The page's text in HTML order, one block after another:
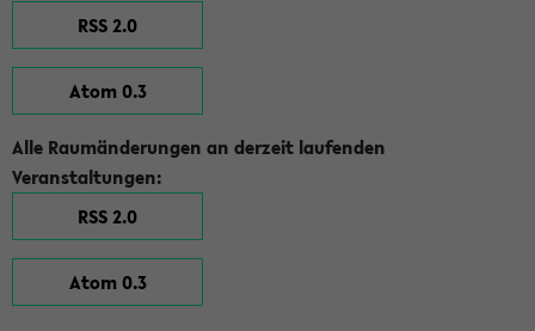
RSS 2.0
Atom 0.3
Alle Raumänderungen an derzeit laufenden
Veranstaltungen:
RSS 2.0
Atom 0.3